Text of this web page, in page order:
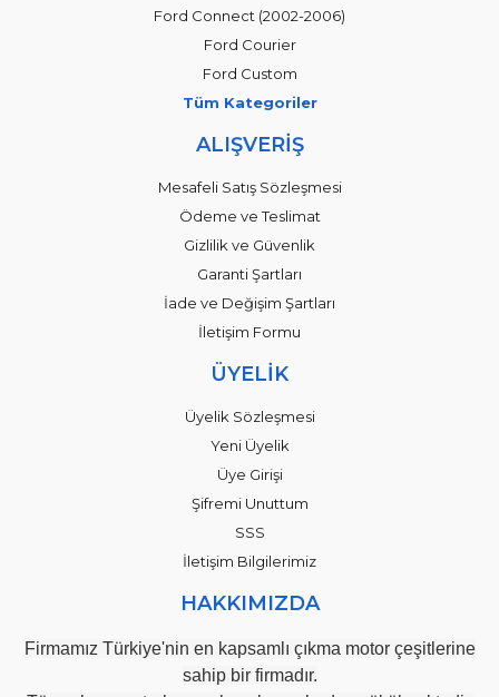
Ford Connect (2002-2006)
Ford Courier
Ford Custom
Tüm Kategoriler
ALIŞVERİŞ
Mesafeli Satış Sözleşmesi
Ödeme ve Teslimat
Gizlilik ve Güvenlik
Garanti Şartları
İade ve Değişim Şartları
İletişim Formu
ÜYELİK
Üyelik Sözleşmesi
Yeni Üyelik
Üye Girişi
Şifremi Unuttum
SSS
İletişim Bilgilerimiz
HAKKIMIZDA
Firmamız Türkiye'nin en kapsamlı çıkma motor çeşitlerine
sahip bir firmadır.